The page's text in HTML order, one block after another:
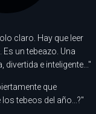
claro. Hay que leer
. Es un tebeazo. Una
e inteligente..."
que
tebeos del año...?"